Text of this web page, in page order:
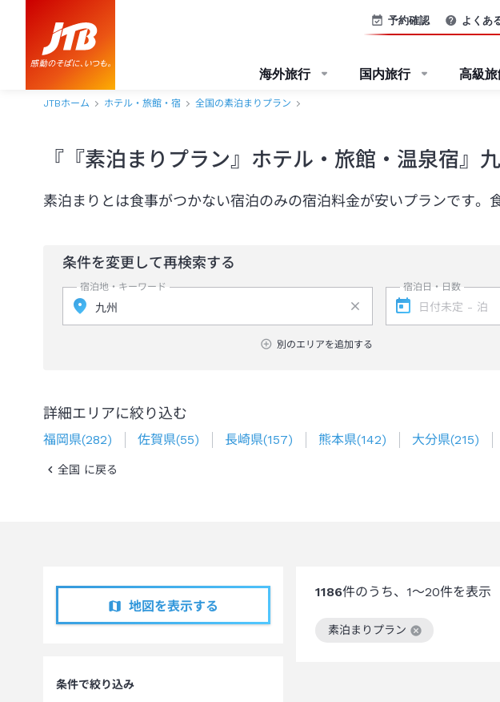
予約確認 よくあ
海外旅行 国内旅行 高級
JTBホーム ホテル・旅館・宿 全国の素泊まりプラン
『『素泊まりプラン』ホテル・旅館・温泉宿』
素泊まりとは食事がつかない宿泊のみの宿泊料金が安いプランです
条件を変更して再検索する
宿泊地・キーワード
別のエリアを追加する
宿泊日・日数
詳細エリアに絞り込む
福岡県(282) 佐賀県(55) 長崎県(157) 熊本県(142) 大分県(215)
全国 に戻る
地図を表示する
条件で絞り込み
1186件のうち、 1～20件を表示
素泊まりプラン
この絞り込み条件を解除